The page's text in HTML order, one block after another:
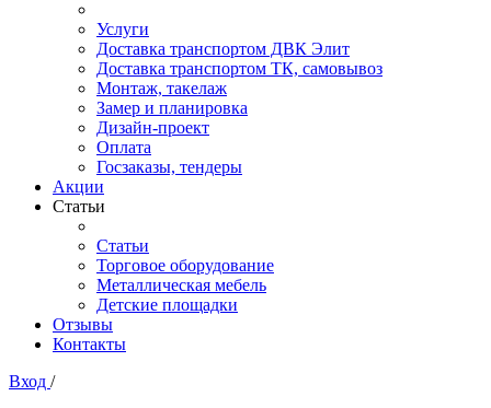
Услуги
Доставка транспортом ДВК Элит
Доставка транспортом ТК, самовывоз
Монтаж, такелаж
Замер и планировка
Дизайн-проект
Оплата
Госзаказы, тендеры
Акции
Статьи
Статьи
Торговое оборудование
Металлическая мебель
Детские площадки
Отзывы
Контакты
Вход /